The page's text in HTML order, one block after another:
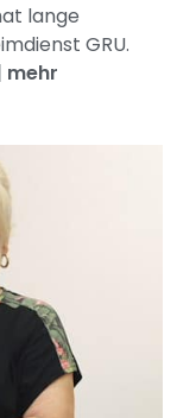
lange
GRU.
mehr